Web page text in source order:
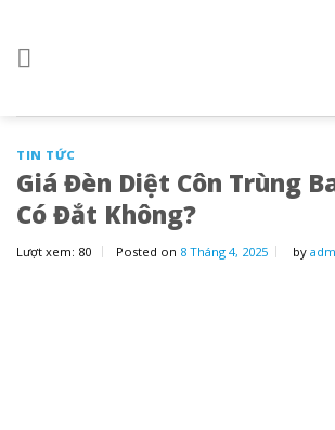
content
TIN TỨC
Giá Đèn Diệt Côn Trùng
Có Đắt Không?
Lượt xem: 80 Posted on 8 Tháng 4, 2025 by